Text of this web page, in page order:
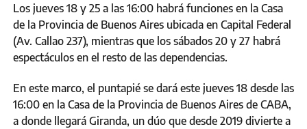
Los jueves 18 y 25 a las 16:00 habrá funciones en la Casa
de la Provincia de Buenos Aires ubicada en Capital Federal
(Av. Callao 237), mientras que los sábados 20 y 27 habrá
espectáculos en el resto de las dependencias.
En este marco, el puntapié se dará este jueves 18 desde las
16:00 en la Casa de la Provincia de Buenos Aires de CABA,
a donde llegará Giranda, un dúo que desde 2019 divierte a